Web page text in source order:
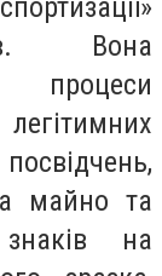
Вона
процеси
майно та
на